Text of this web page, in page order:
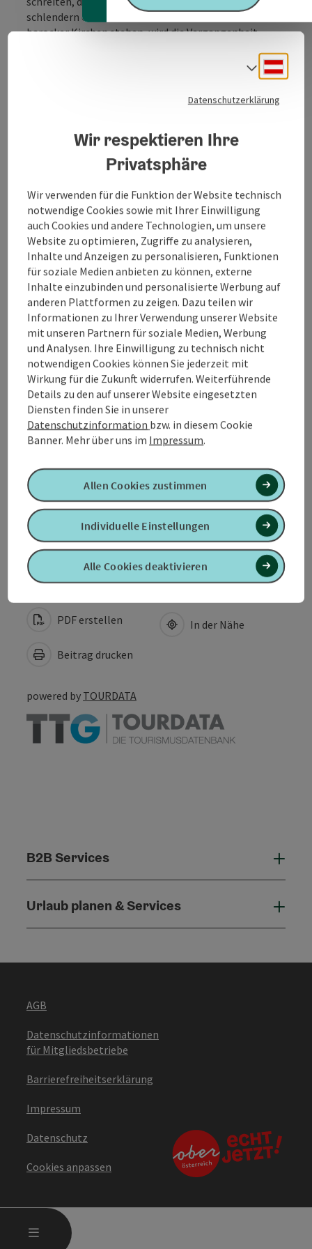
MENÜ
schlendern oder unter beeindruckenden Fresken
barocker Kirchen stehen, wird die Vergangenheit
Gewandungen erwecken die Burghauser Gästeführer
Geschichte und Geschichten genau dort zum Leben,
wo sie einst geschrieben wurden – spannend,
Ob klassische Burgführung, spezielle Themenführung
oder spielerisch gestaltete Kinderführung – das
Angebot ist vielseitig und bietet für jede Zielgruppe
das passende Erlebnis. Von Mitte März bis Anfang
November finden an den Wochenenden und in den
Sommermonaten ...
Beschreibung vollständig anzeigen
Kontakt
Öffnungszeiten
Anreise/Lage
Ausstattung
Eignung
Barrierefreiheit
PDF erstellen
Beitrag drucken
In der Nähe
powered by TOURDATA
B2B Services
Urlaub planen & Services
AGB
Datenschutzinformationen
für Mitgliedsbetriebe
Barrierefreiheitserklärung
Impressum
Datenschutz
Cookies anpassen
Datenschutzerklärung
Wir respektieren Ihre
Privatsphäre
Wir verwenden für die Funktion der Website technisch
notwendige Cookies sowie mit Ihrer Einwilligung
auch Cookies und andere Technologien, um unsere
Website zu optimieren, Zugriffe zu analysieren,
Inhalte und Anzeigen zu personalisieren, Funktionen
für soziale Medien anbieten zu können, externe
Inhalte einzubinden und personalisierte Werbung auf
anderen Plattformen zu zeigen. Dazu teilen wir
Informationen zu Ihrer Verwendung unserer Website
mit unseren Partnern für soziale Medien, Werbung
und Analysen. Ihre Einwilligung zu technisch nicht
notwendigen Cookies können Sie jederzeit mit
Wirkung für die Zukunft widerrufen. Weiterführende
Details zu den auf unserer Website eingesetzten
Diensten finden Sie in unserer
Datenschutzinformation bzw. in diesem Cookie
Banner. Mehr über uns im Impressum.
Alle Cookies deaktivieren
Individuelle Einstellungen
Allen Cookies zustimmen